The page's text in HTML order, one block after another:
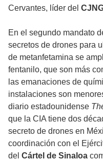
Cervantes, líder del
En el segundo mandato
secretos de drones para
de metanfetamina se
fentanilo, que son más
las emanaciones de
instalaciones son
diario estadounidense
que la CIA tiene dos
secreto de drones en
coordinación con el
del Cártel de Sinaloa